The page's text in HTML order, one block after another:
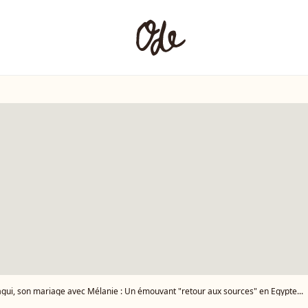
son mariage avec Mélanie : Un émouvant "retour aux sources" en Egypte...